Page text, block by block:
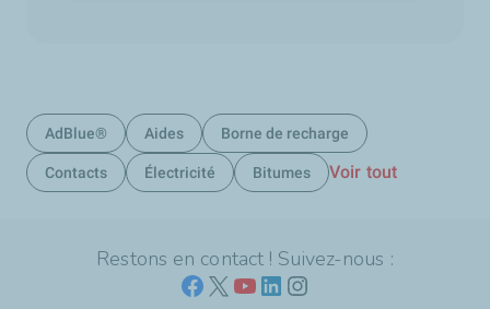
AdBlue® Aides Borne de recharge
Contacts Électricité Bitumes Voir tout
Restons en contact ! Suivez-nous :